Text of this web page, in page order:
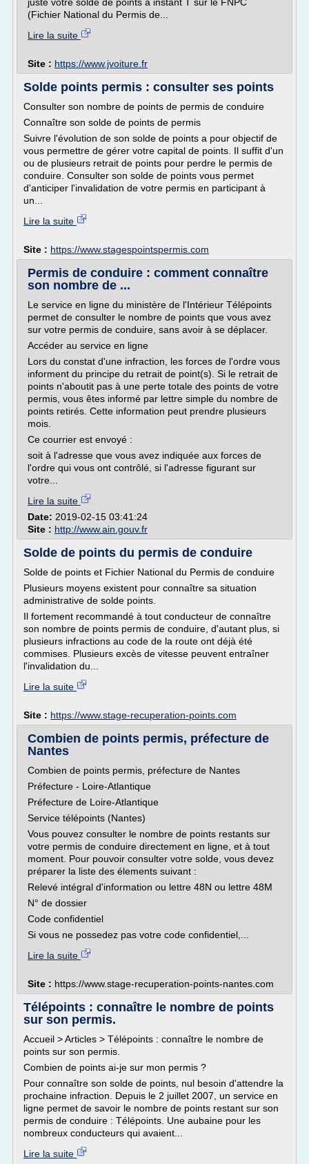
(Fichier National du Permis de...
Lire la suite
Site : https://www.jvoiture.fr
Solde points permis : consulter ses points
Consulter son nombre de points de permis de conduire
Connaître son solde de points de permis
Suivre l'évolution de son solde de points a pour objectif de
vous permettre de gérer votre capital de points. Il suffit d'un
ou de plusieurs retrait de points pour perdre le permis de
conduire. Consulter son solde de points vous permet
d'anticiper l'invalidation de votre permis en participant à
un...
Lire la suite
Site : https://www.stagespointspermis.com
Permis de conduire : comment connaître
son nombre de ...
Le service en ligne du ministère de l'Intérieur Télépoints
permet de consulter le nombre de points que vous avez
sur votre permis de conduire, sans avoir à se déplacer.
Accéder au service en ligne
Lors du constat d'une infraction, les forces de l'ordre vous
informent du principe du retrait de point(s). Si le retrait de
points n'aboutit pas à une perte totale des points de votre
permis, vous êtes informé par lettre simple du nombre de
points retirés. Cette information peut prendre plusieurs
mois.
Ce courrier est envoyé :
soit à l'adresse que vous avez indiquée aux forces de
l'ordre qui vous ont contrôlé, si l'adresse figurant sur
votre...
Lire la suite
Date: 2019-02-15 03:41:24
Site : http://www.ain.gouv.fr
Solde de points du permis de conduire
Solde de points et Fichier National du Permis de conduire
Plusieurs moyens existent pour connaître sa situation
administrative de solde points.
Il fortement recommandé à tout conducteur de connaître
son nombre de points permis de conduire, d'autant plus, si
plusieurs infractions au code de la route ont déjà été
commises. Plusieurs excès de vitesse peuvent entraîner
l'invalidation du...
Lire la suite
Site : https://www.stage-recuperation-points.com
Combien de points permis, préfecture de
Nantes
Combien de points permis, préfecture de Nantes
Préfecture - Loire-Atlantique
Préfecture de Loire-Atlantique
Service télépoints (Nantes)
Vous pouvez consulter le nombre de points restants sur
votre permis de conduire directement en ligne, et à tout
moment. Pour pouvoir consulter votre solde, vous devez
préparer la liste des élements suivant :
Relevé intégral d'information ou lettre 48N ou lettre 48M
N° de dossier
Code confidentiel
Si vous ne possedez pas votre code confidentiel,...
Lire la suite
Site : https://www.stage-recuperation-points-nantes.com
Télépoints : connaître le nombre de points
sur son permis.
Accueil > Articles > Télépoints : connaître le nombre de
points sur son permis.
Combien de points ai-je sur mon permis ?
Pour connaître son solde de points, nul besoin d'attendre la
prochaine infraction. Depuis le 2 juillet 2007, un service en
ligne permet de savoir le nombre de points restant sur son
permis de conduire : Télépoints. Une aubaine pour les
nombreux conducteurs qui avaient...
Lire la suite